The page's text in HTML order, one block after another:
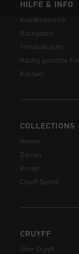
HILFE & INFO
Kundenservice
Rückgaben
Versandkosten
Häufig gestellte
Kontakt
COLLECTIONS
Herren
Damen
Kinder
Cruyff Sports
CRUYFF
Über Cruyff